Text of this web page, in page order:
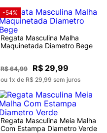
-54%
Regata Masculina Malha
Maquinetada Diametro Bege
R$ 64,99 R$ 29,99
ou 1x de R$ 29,99 sem juros
Regata Masculina Meia Malha
Com Estampa Diametro Verde